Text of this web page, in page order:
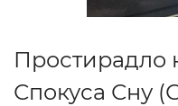
Простирадло
Спокуса Сну